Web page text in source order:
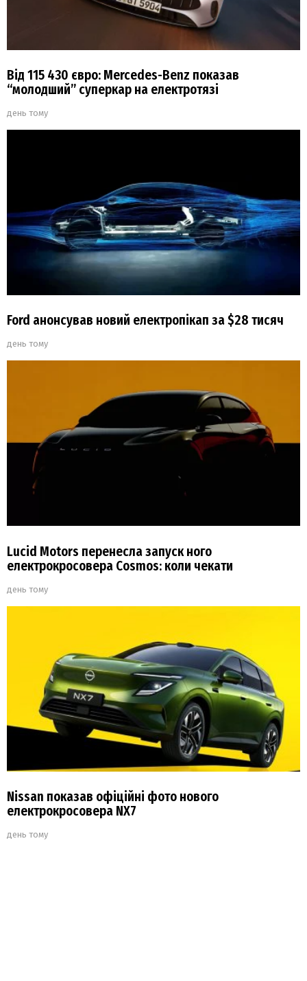
Від 115 430 євро: Mercedes-Benz показав
“молодший” суперкар на електротязі
день тому
Ford анонсував новий електропікап за $28 тисяч
день тому
Lucid Motors перенесла запуск ного
електрокросовера Cosmos: коли чекати
день тому
Nissan показав офіційні фото нового
електрокросовера NX7
день тому